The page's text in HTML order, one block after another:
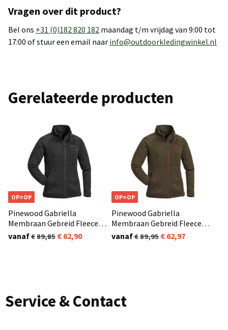
Vragen over dit product?
Bel ons +31 (0)182 820 182 maandag t/m vrijdag van 9:00 tot
17:00 of stuur een email naar info@outdoorkledingwinkel.nl
Gerelateerde producten
OP=OP
Pinewood Gabriella
Membraan Gebreid Fleece
Vest Dames Donker Grijs
(423) (waterdicht)
vanaf 89,85 62,90
OP=OP
Pinewood Gabriella
Membraan Gebreid Fleece
Vest Dames Olijfgroen /
Fuchsia (148) (waterdicht)
vanaf 89,95 62,97
Service & Contact